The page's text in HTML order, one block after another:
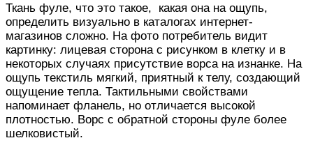
Ткань фуле, что это такое, какая она на ощупь,
определить визуально в каталогах интернет-
магазинов сложно. На фото потребитель видит
картинку: лицевая сторона с рисунком в клетку и в
некоторых случаях присутствие ворса на изнанке. На
ощупь текстиль мягкий, приятный к телу, создающий
ощущение тепла. Тактильными свойствами
напоминает фланель, но отличается высокой
плотностью. Ворс с обратной стороны фуле более
шелковистый.